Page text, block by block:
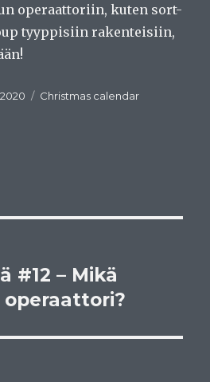
operaattoriin, kuten sort-
tyyppisiin rakenteisiin,
Categories
Christmas calendar
#12 – Mikä
operaattori?